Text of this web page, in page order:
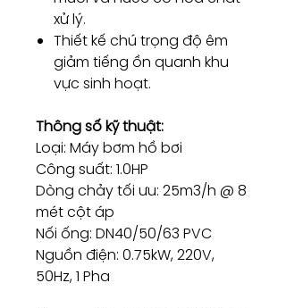
xử lý.
Thiết kế chú trọng độ êm
giảm tiếng ồn quanh khu
vực sinh hoạt.
Thông số kỹ thuật:
Loại: Máy bơm hồ bơi
Công suất: 1.0HP
Dòng chảy tối ưu: 25m3/h @ 8
mét cột áp
Nối ống: DN40/50/63 PVC
Nguồn điện: 0.75kW, 220V,
50Hz, 1 Pha